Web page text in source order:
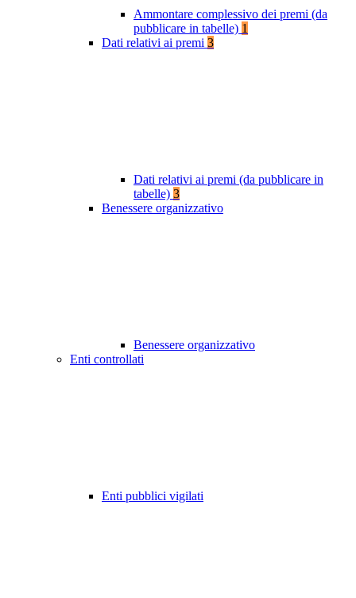
Ammontare complessivo dei premi (da
pubblicare in tabelle) 1
Dati relativi ai premi 3
Dati relativi ai premi (da pubblicare in
tabelle) 3
Benessere organizzativo
Benessere organizzativo
Enti controllati
Enti pubblici vigilati